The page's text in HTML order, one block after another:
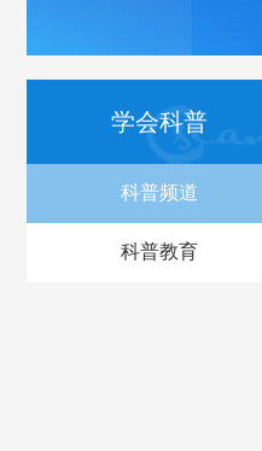
学会科普
科普频道
科普教育